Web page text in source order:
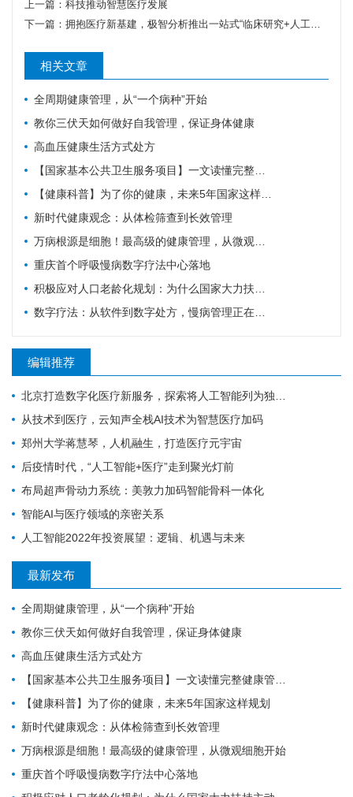
上一篇： 科技推动智慧医疗发展
下一篇： 拥抱医疗新基建，极智分析推出一站式“临床研究+人工智能”科研服务云平台
相关文章
全周期健康管理，从“一个病种”开始
教你三伏天如何做好自我管理，保证身体健康
高血压健康生活方式处方
【国家基本公共卫生服务项目】一文读懂完整健康管理全流程，做好闭环守护自身健康
【健康科普】为了你的健康，未来5年国家这样规划
新时代健康观念：从体检筛查到长效管理
万病根源是细胞！最高级的健康管理，从微观细胞开始
重庆首个呼吸慢病数字疗法中心落地
积极应对人口老龄化规划：为什么国家大力扶持主动健康管理？
数字疗法：从软件到数字处方，慢病管理正在被重新定义
编辑推荐
北京打造数字化医疗新服务，探索将人工智能列为独立服务项目
从技术到医疗，云知声全栈AI技术为智慧医疗加码
郑州大学蒋慧琴，人机融生，打造医疗元宇宙
后疫情时代，“人工智能+医疗”走到聚光灯前
布局超声骨动力系统：美敦力加码智能骨科一体化
智能AI与医疗领域的亲密关系
人工智能2022年投资展望：逻辑、机遇与未来
最新发布
全周期健康管理，从“一个病种”开始
教你三伏天如何做好自我管理，保证身体健康
高血压健康生活方式处方
【国家基本公共卫生服务项目】一文读懂完整健康管理全流程，做好闭环守护自身健康
【健康科普】为了你的健康，未来5年国家这样规划
新时代健康观念：从体检筛查到长效管理
万病根源是细胞！最高级的健康管理，从微观细胞开始
重庆首个呼吸慢病数字疗法中心落地